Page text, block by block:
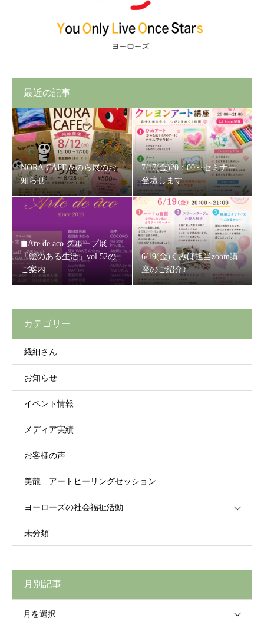
最近の記事
NORA CAFE＆のら展のお
知らせ
7/17(金)20：00～セミナー
登壇します
◼Are de aco グループ展
「絵のある生活」vol.52の
ご案内
6/19(金)くみほ担当zoom講
座のご紹介♪
カテゴリー
繊細さん
お知らせ
イベント情報
メディア実績
お客様の声
美龍 アートヒーリングセッション
ヨーローズの社会福祉活動
未分類
月別記事
月を選択